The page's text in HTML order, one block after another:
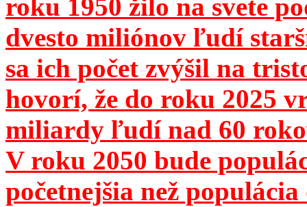
roku 1950 žilo na svete
dvesto miliónov ľudí
sa ich počet zvýšil na
hovorí, že do roku 2025
miliardy ľudí nad 60
V roku 2050 bude
početnejšia než